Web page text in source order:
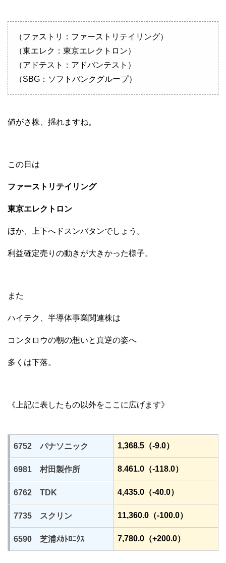
（ファストリ：ファーストリテイリング）
（東エレク：東京エレクトロン）
（アドテスト：アドバンテスト）
（SBG：ソフトバンクグループ）
値がさ株、揺れますね。
この日は
ファーストリテイリング
東京エレクトロン
ほか、上下へドスンバタンでしょう。
利益確定売りの動きが大きかった様子。
また
ハイテク、半導体事業関連株は
コンタロウの朝の想いと真逆の姿へ
多くは下落。
《上記に表したもの以外をここに広げます》
6752 パナソニック 1,368.5（-9.0）
6981 村田製作所 8.461.0（-118.0）
6762 TDK 4,435.0（-40.0）
7735 スクリン 11,360.0（-100.0）
6590 芝浦ﾒｶﾄﾛﾆｸｽ 7,780.0（+200.0）